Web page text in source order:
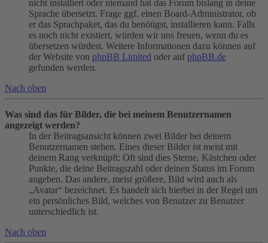
nicht installiert oder niemand hat das Forum bislang in deine
Sprache übersetzt. Frage ggf. einen Board-Administrator, ob
er das Sprachpaket, das du benötigst, installieren kann. Falls
es noch nicht existiert, würden wir uns freuen, wenn du es
übersetzen würdest. Weitere Informationen dazu können auf
der Website von phpBB Limited oder auf phpBB.de
gefunden werden.
Nach oben
Was sind das für Bilder, die bei meinem Benutzernamen
angezeigt werden?
In der Beitragsansicht können zwei Bilder bei deinem
Benutzernamen stehen. Eines dieser Bilder ist meist mit
deinem Rang verknüpft: Oft sind dies Sterne, Kästchen oder
Punkte, die deine Beitragszahl oder deinen Status im Forum
angeben. Das andere, meist größere, Bild wird auch als
„Avatar“ bezeichnet. Es handelt sich hierbei in der Regel um
ein persönliches Bild, welches von Benutzer zu Benutzer
unterschiedlich ist.
Nach oben